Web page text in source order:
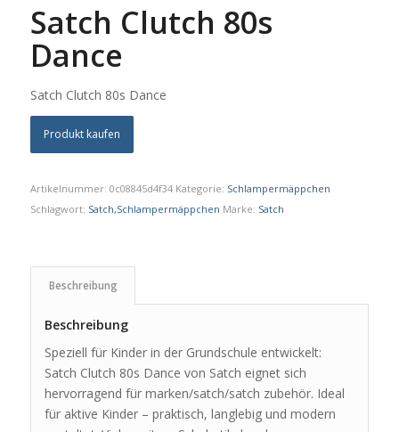
Satch Clutch 80s
Dance
Satch Clutch 80s Dance
Produkt kaufen
Artikelnummer: 0c08845d4f34 Kategorie: Schlampermäppchen
Schlagwort: Satch,Schlampermäppchen Marke: Satch
Beschreibung
Beschreibung
Speziell für Kinder in der Grundschule entwickelt:
Satch Clutch 80s Dance von Satch eignet sich
hervorragend für marken/satch/satch zubehör. Ideal
für aktive Kinder – praktisch, langlebig und modern